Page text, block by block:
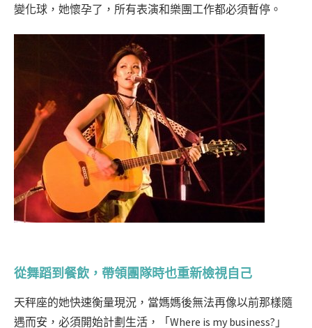
變化球，她懷孕了，所有表演和樂團工作都必須暫停。
從舞蹈到餐飲，帶領團隊時也重新檢視自己
天秤座的她快速衡量現況，當媽媽後無法再像以前那樣隨
遇而安，必須開始計劃生活，「Where is my business?」